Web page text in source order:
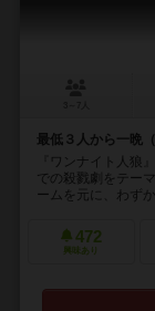
最低３人から一晩
『ワンナイト人狼
での殺戮劇をテー
ームを元に、わず
472
興味あり